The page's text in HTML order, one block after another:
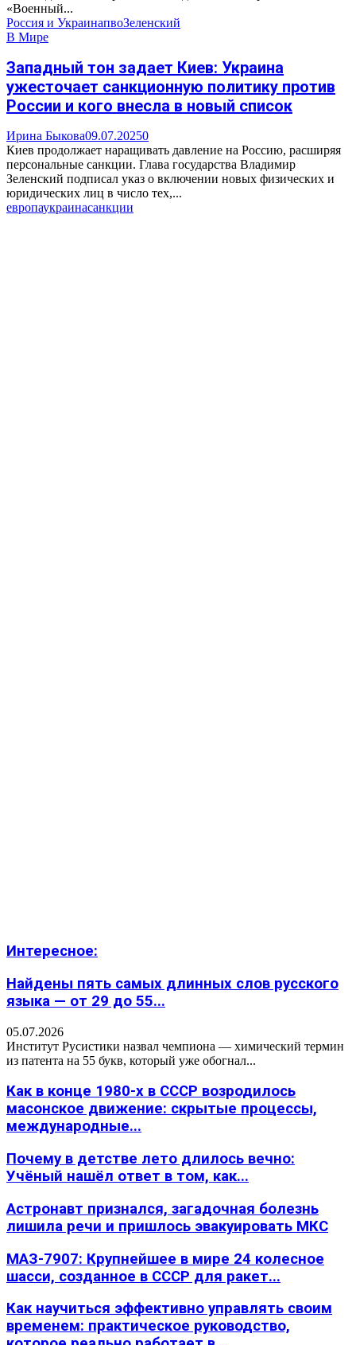
«Военный...
Россия и УкраинапвоЗеленский
В Мире
Западный тон задает Киев: Украина
ужесточает санкционную политику против
России и кого внесла в новый список
Ирина Быкова09.07.20250
Киев продолжает наращивать давление на Россию, расширяя
персональные санкции. Глава государства Владимир
Зеленский подписал указ о включении новых физических и
юридических лиц в число тех,...
европаукраинасанкции
Интересное:
Найдены пять самых длинных слов русского
языка — от 29 до 55...
05.07.2026
Институт Русистики назвал чемпиона — химический термин
из патента на 55 букв, который уже обогнал...
Как в конце 1980-х в СССР возродилось
масонское движение: скрытые процессы,
международные...
Почему в детстве лето длилось вечно:
Учёный нашёл ответ в том, как...
Астронавт признался, загадочная болезнь
лишила речи и пришлось эвакуировать МКС
МАЗ-7907: Крупнейшее в мире 24 колесное
шасси, созданное в СССР для ракет...
Как научиться эффективно управлять своим
временем: практическое руководство,